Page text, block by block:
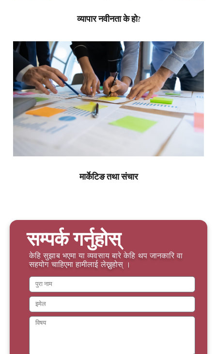
व्यापार नवीनता के हो?
मार्केटिङ तथा संचार
सम्पर्क गर्नुहोस्
केहि सुझाब भएमा या व्यवसाय बारे केहि थप जानकारि वा
सहयोग चाहिएमा हामीलाई लेख्नुहोस् ।